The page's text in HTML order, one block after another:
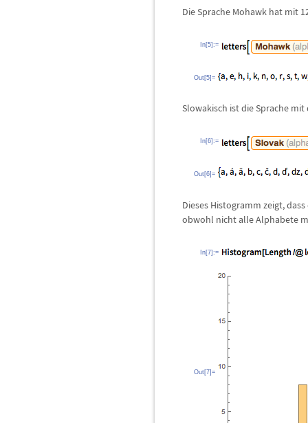
Die Sprache Mohawk hat mit
In[5]:=
Out[5]=
Slowakisch ist die Sprache mit
In[6]:=
Out[6]=
Dieses Histogramm zeigt,
obwohl nicht alle Alphabete
In[7]:=
Out[7]=